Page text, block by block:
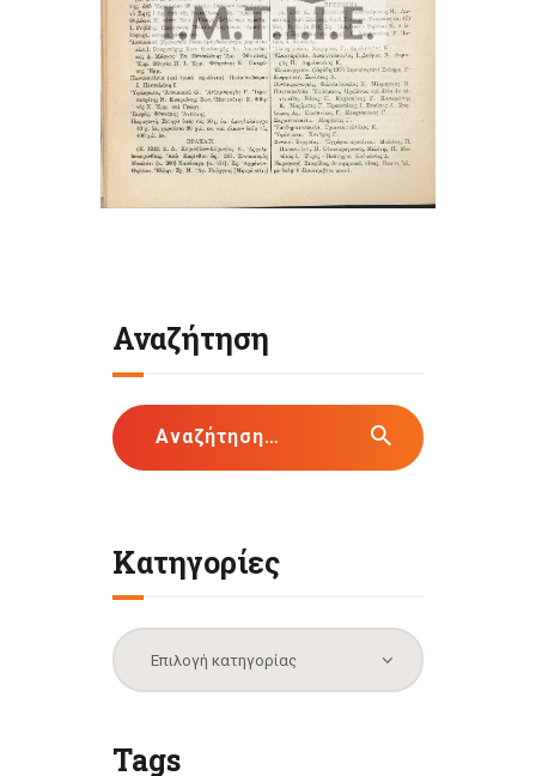
Αναζήτηση
Αναζήτηση
για:
Κατηγορίες
Κατηγορίες
Tags